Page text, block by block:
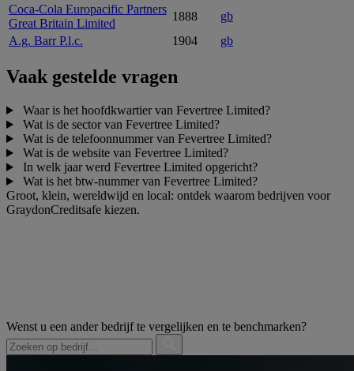
Coca-Cola Europacific Partners
Great Britain Limited
1888
gb
A.g. Barr P.l.c.
1904 gb
Vaak gestelde vragen
Waar is het hoofdkwartier van Fevertree Limited?
Wat is de sector van Fevertree Limited?
Wat is de telefoonnummer van Fevertree Limited?
Wat is de website van Fevertree Limited?
In welk jaar werd Fevertree Limited opgericht?
Wat is het btw-nummer van Fevertree Limited?
Groot, klein, wereldwijd en local: ontdek waarom bedrijven voor
GraydonCreditsafe kiezen.
Wenst u een ander bedrijf te vergelijken en te benchmarken?